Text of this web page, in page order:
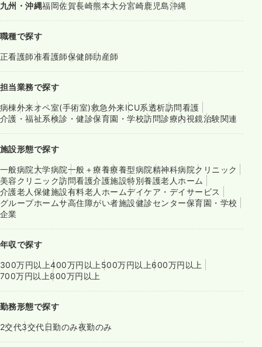
九州・沖縄福岡佐賀長崎熊本大分宮崎鹿児島沖縄
職種で探す
正看護師准看護師保健師助産師
担当業務で探す
病棟外来オペ室(手術室)救急外来ICU系透析訪問看護
介護・福祉系検診・健診保育園・学校訪問診療内視鏡治験関連
施設形態で探す
一般病院大学病院一般＋療養療養型病院精神科病院クリニック
美容クリニック訪問看護介護施設特別養護老人ホーム
介護老人保健施設有料老人ホームデイケア・デイサービス
グループホームサ高住障がい者施設健診センター保育園・学校
企業
年収で探す
300万円以上400万円以上 500万円以上600万円以上
700万円以上800万円以上
勤務形態で探す
2交代3交代日勤のみ夜勤のみ